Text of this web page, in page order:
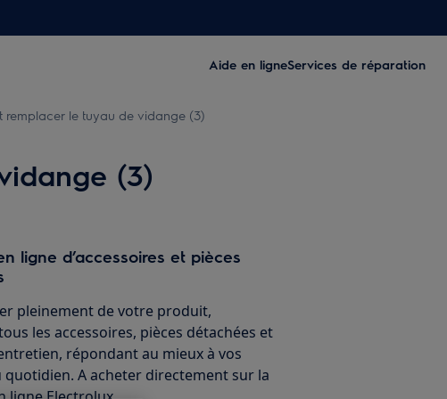
Aide en ligneServices de réparation
remplacer le tuyau de vidange (3)
(3)
ligne d’accessoires et pièces
pleinement de votre produit,
les accessoires, pièces détachées et
répondant au mieux à vos
quotidien. A acheter directement sur la